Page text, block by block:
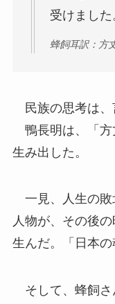
受けました
蜂飼耳訳：方
民族の思考は、
鴨長明は、「方
生み出した。
一見、人生の敗
人物が、その後
生んだ。「日本の
そして、蜂飼さ